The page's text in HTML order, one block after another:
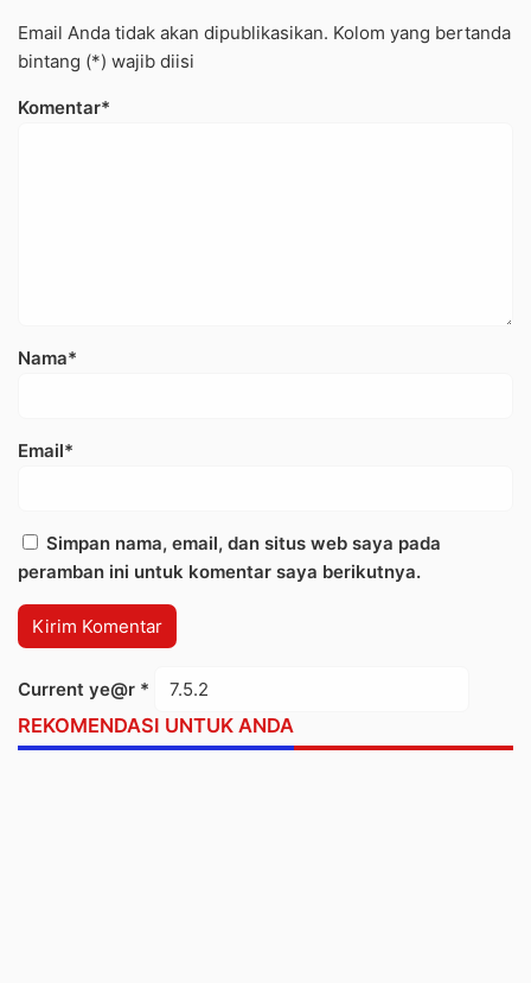
Email Anda tidak akan dipublikasikan. Kolom yang bertanda
bintang (*) wajib diisi
Komentar*
Nama*
Email*
Simpan nama, email, dan situs web saya pada
peramban ini untuk komentar saya berikutnya.
Current ye@r *
REKOMENDASI UNTUK ANDA